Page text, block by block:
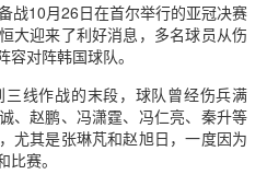
战10月26日在首尔举行的亚冠决赛
大迎来了利好消息，多名球员从伤
对阵韩国球队。
线作战的末段，球队曾经伤兵满
、赵鹏、冯潇霆、冯仁亮、秦升等
尤其是张琳芃和赵旭日，一度因为
赛。